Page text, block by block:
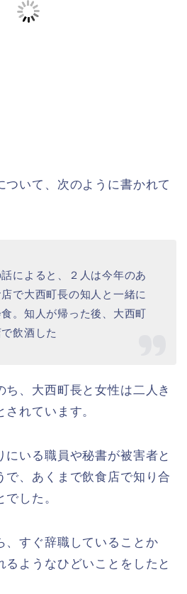
ついて、次のように書かれて
によると、２人は今年のあ
で大西町長の知人と一緒に
。知人が帰った後、大西町
飲酒した
ち、大西町長と女性は二人き
れています。
にいる職員や秘書が被害者と
で、あくまで飲食店で知り合
した。
、すぐ辞職していることか
るようなひどいことをしたと